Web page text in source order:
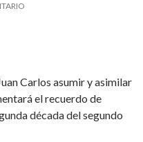
Carlos asumir y asimilar
el recuerdo de
década del segundo